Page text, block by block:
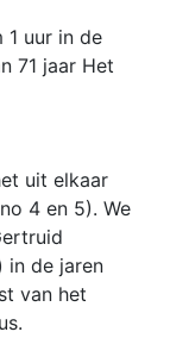
1 uur in de
71 jaar Het
uit elkaar
4 en 5). We
in de jaren
van het